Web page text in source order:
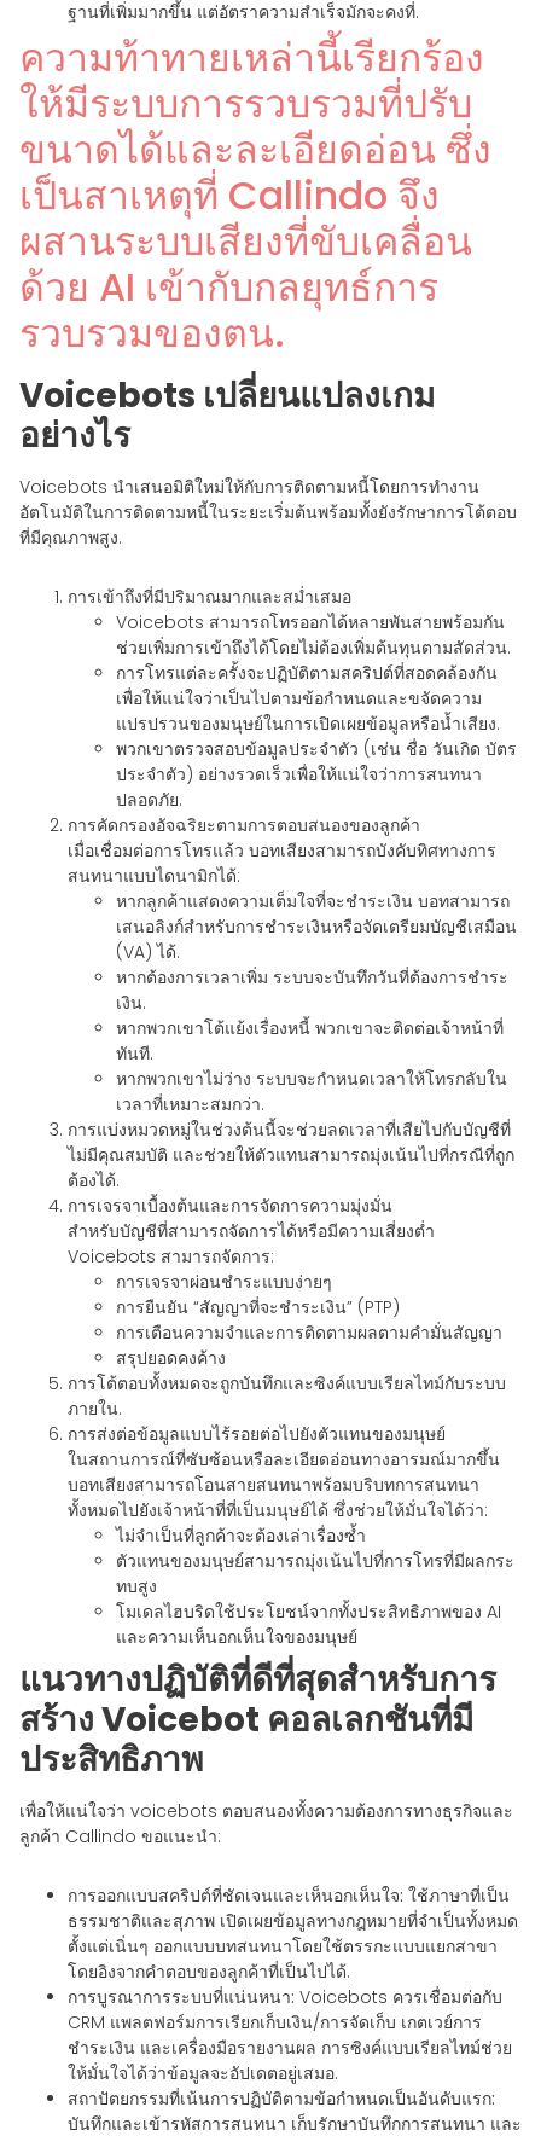
ฐานที่เพิ่มมากขึ้น แต่อัตราความสำเร็จมักจะคงที่.
ความท้าทายเหล่านี้เรียกร้อง
ให้มีระบบการรวบรวมที่ปรับ
ขนาดได้และละเอียดอ่อน ซึ่ง
เป็นสาเหตุที่ Callindo จึง
ผสานระบบเสียงที่ขับเคลื่อน
ด้วย AI เข้ากับกลยุทธ์การ
รวบรวมของตน.
Voicebots เปลี่ยนแปลงเกม
อย่างไร
Voicebots นำเสนอมิติใหม่ให้กับการติดตามหนี้โดยการทำงาน
อัตโนมัติในการติดตามหนี้ในระยะเริ่มต้นพร้อมทั้งยังรักษาการโต้ตอบ
ที่มีคุณภาพสูง.
การเข้าถึงที่มีปริมาณมากและสม่ำเสมอ
Voicebots สามารถโทรออกได้หลายพันสายพร้อมกัน
ช่วยเพิ่มการเข้าถึงได้โดยไม่ต้องเพิ่มต้นทุนตามสัดส่วน.
การโทรแต่ละครั้งจะปฏิบัติตามสคริปต์ที่สอดคล้องกัน
เพื่อให้แน่ใจว่าเป็นไปตามข้อกำหนดและขจัดความ
แปรปรวนของมนุษย์ในการเปิดเผยข้อมูลหรือน้ำเสียง.
พวกเขาตรวจสอบข้อมูลประจำตัว (เช่น ชื่อ วันเกิด บัตร
ประจำตัว) อย่างรวดเร็วเพื่อให้แน่ใจว่าการสนทนา
ปลอดภัย.
การคัดกรองอัจฉริยะตามการตอบสนองของลูกค้า
เมื่อเชื่อมต่อการโทรแล้ว บอทเสียงสามารถบังคับทิศทางการ
สนทนาแบบไดนามิกได้:
หากลูกค้าแสดงความเต็มใจที่จะชำระเงิน บอทสามารถ
เสนอลิงก์สำหรับการชำระเงินหรือจัดเตรียมบัญชีเสมือน
(VA) ได้.
หากต้องการเวลาเพิ่ม ระบบจะบันทึกวันที่ต้องการชำระ
เงิน.
หากพวกเขาโต้แย้งเรื่องหนี้ พวกเขาจะติดต่อเจ้าหน้าที่
ทันที.
หากพวกเขาไม่ว่าง ระบบจะกำหนดเวลาให้โทรกลับใน
เวลาที่เหมาะสมกว่า.
การแบ่งหมวดหมู่ในช่วงต้นนี้จะช่วยลดเวลาที่เสียไปกับบัญชีที่
ไม่มีคุณสมบัติ และช่วยให้ตัวแทนสามารถมุ่งเน้นไปที่กรณีที่ถูก
ต้องได้.
การเจรจาเบื้องต้นและการจัดการความมุ่งมั่น
สำหรับบัญชีที่สามารถจัดการได้หรือมีความเสี่ยงต่ำ
Voicebots สามารถจัดการ:
การเจรจาผ่อนชำระแบบง่ายๆ
การยืนยัน “สัญญาที่จะชำระเงิน” (PTP)
การเตือนความจำและการติดตามผลตามคำมั่นสัญญา
สรุปยอดคงค้าง
การโต้ตอบทั้งหมดจะถูกบันทึกและซิงค์แบบเรียลไทม์กับระบบ
ภายใน.
การส่งต่อข้อมูลแบบไร้รอยต่อไปยังตัวแทนของมนุษย์
ในสถานการณ์ที่ซับซ้อนหรือละเอียดอ่อนทางอารมณ์มากขึ้น
บอทเสียงสามารถโอนสายสนทนาพร้อมบริบทการสนทนา
ทั้งหมดไปยังเจ้าหน้าที่ที่เป็นมนุษย์ได้ ซึ่งช่วยให้มั่นใจได้ว่า:
ไม่จำเป็นที่ลูกค้าจะต้องเล่าเรื่องซ้ำ
ตัวแทนของมนุษย์สามารถมุ่งเน้นไปที่การโทรที่มีผลกระ
ทบสูง
โมเดลไฮบริดใช้ประโยชน์จากทั้งประสิทธิภาพของ AI
และความเห็นอกเห็นใจของมนุษย์
แนวทางปฏิบัติที่ดีที่สุดสำหรับการ
สร้าง Voicebot คอลเลกชันที่มี
ประสิทธิภาพ
เพื่อให้แน่ใจว่า voicebots ตอบสนองทั้งความต้องการทางธุรกิจและ
ลูกค้า Callindo ขอแนะนำ:
การออกแบบสคริปต์ที่ชัดเจนและเห็นอกเห็นใจ: ใช้ภาษาที่เป็น
ธรรมชาติและสุภาพ เปิดเผยข้อมูลทางกฎหมายที่จำเป็นทั้งหมด
ตั้งแต่เนิ่นๆ ออกแบบบทสนทนาโดยใช้ตรรกะแบบแยกสาขา
โดยอิงจากคำตอบของลูกค้าที่เป็นไปได้.
การบูรณาการระบบที่แน่นหนา: Voicebots ควรเชื่อมต่อกับ
CRM แพลตฟอร์มการเรียกเก็บเงิน/การจัดเก็บ เกตเวย์การ
ชำระเงิน และเครื่องมือรายงานผล การซิงค์แบบเรียลไทม์ช่วย
ให้มั่นใจได้ว่าข้อมูลจะอัปเดตอยู่เสมอ.
สถาปัตยกรรมที่เน้นการปฏิบัติตามข้อกำหนดเป็นอันดับแรก:
บันทึกและเข้ารหัสการสนทนา เก็บรักษาบันทึกการสนทนา และ